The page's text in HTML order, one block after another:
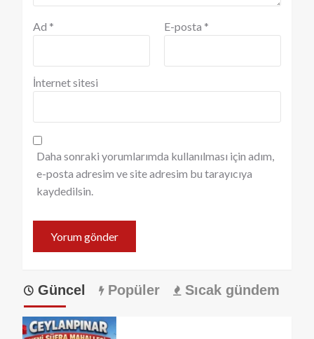
Ad * E-posta *
İnternet sitesi
Daha sonraki yorumlarımda kullanılması için adım,
e-posta adresim ve site adresim bu tarayıcıya
kaydedilsin.
Güncel Popüler Sıcak gündem